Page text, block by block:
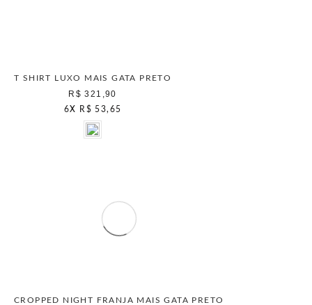
T SHIRT LUXO MAIS GATA PRETO
R$ 321,90
6X R$ 53,65
CROPPED NIGHT FRANJA MAIS GATA PRETO